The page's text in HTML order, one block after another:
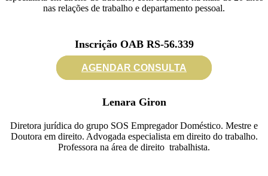
nas relações de trabalho e departamento pessoal.
Inscrição OAB RS-56.339
AGENDAR CONSULTA
Lenara Giron
Diretora jurídica do grupo SOS Empregador Doméstico. Mestre e
Doutora em direito. Advogada especialista em direito do trabalho.
Professora na área de direito trabalhista.